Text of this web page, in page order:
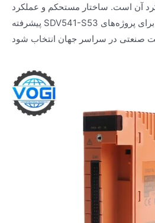
آن است. ساختار مستحکم و عملکرد
پیشرفته SDV541-S53 تضمین می‌کند که همچنان برای پروژه‌های